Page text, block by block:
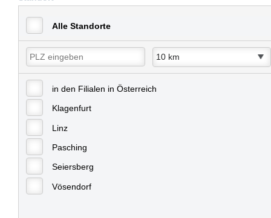
Alle Standorte
in den Filialen in Österreich
Klagenfurt
Linz
Pasching
Seiersberg
Vösendorf